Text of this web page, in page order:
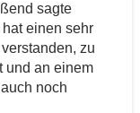
sagte
einen sehr
zu
und an einem
noch